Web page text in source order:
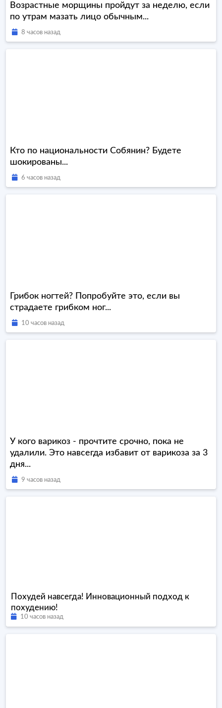
Возрастные морщины пройдут за неделю, если
по утрам мазать лицо обычным...
8 часов назад
Кто по национальности Собянин? Будете
шокированы...
6 часов назад
Грибок ногтей? Попробуйте это, если вы
страдаете грибком ног...
10 часов назад
У кого варикоз - прочтите срочно, пока не
удалили. Это навсегда избавит от варикоза за 3
дня...
9 часов назад
Похудей навсегда! Инновационный подход к
похудению!
10 часов назад